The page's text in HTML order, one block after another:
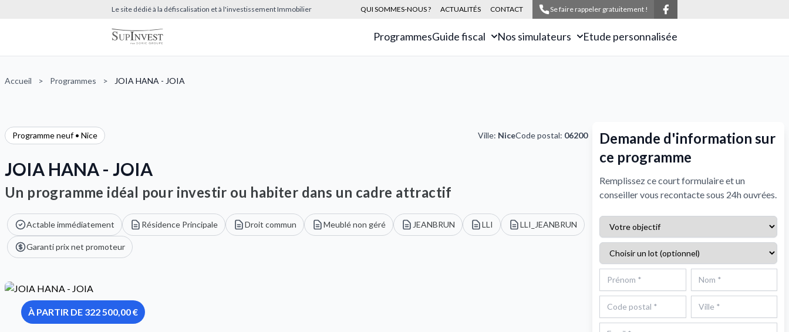
Le site dédié à la défiscalisation et à l'investissement Immobilier QUI SOMMES-NOUS ? ACTUALITÉS CONTACT Se faire rappeler gratuitement !
ProgrammesGuide fiscal Nos simulateurs Etude personnalisée
Accueil > Programmes > JOIA HANA - JOIA
Programme neuf • Nice Ville: NiceCode postal: 06200
JOIA HANA - JOIA
Un programme idéal pour investir ou habiter dans un cadre attractif
Actable immédiatement Résidence Principale Droit commun Meublé non géré JEANBRUN LLI LLI_JEANBRUN
Garanti prix net promoteur
À PARTIR DE 322 500,00 €
Demande d'information sur
ce programme
Remplissez ce court formulaire et un
conseiller vous recontacte sous 24h ouvrées.